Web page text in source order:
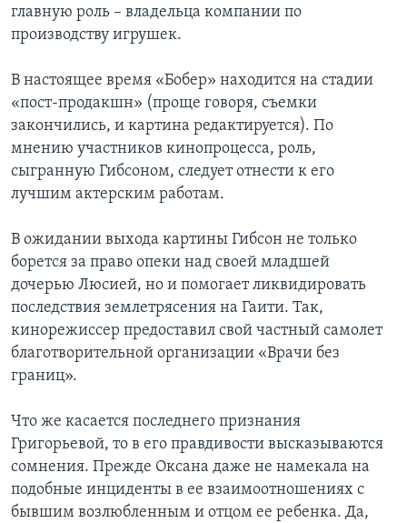
главную роль – владельца компании по
производству игрушек.
В настоящее время «Бобер» находится на стадии
«пост-продакшн» (проще говоря, съемки
закончились, и картина редактируется). По
мнению участников кинопроцесса, роль,
сыгранную Гибсоном, следует отнести к его
лучшим актерским работам.
В ожидании выхода картины Гибсон не только
борется за право опеки над своей младшей
дочерью Люсией, но и помогает ликвидировать
последствия землетрясения на Гаити. Так,
кинорежиссер предоставил свой частный самолет
благотворительной организации «Врачи без
границ».
Что же касается последнего признания
Григорьевой, то в его правдивости высказываются
сомнения. Прежде Оксана даже не намекала на
подобные инциденты в ее взаимоотношениях с
бывшим возлюбленным и отцом ее ребенка. Да,